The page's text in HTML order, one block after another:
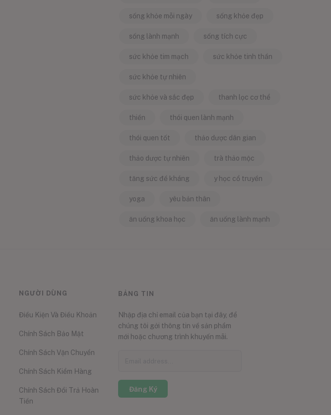
sống khỏe mỗi ngày sống khỏe đẹp
sống lành mạnh sống tích cực
sức khỏe tim mạch sức khỏe tinh thần
sức khỏe tự nhiên
sức khỏe và sắc đẹp thanh lọc cơ thể
thiền thói quen lành mạnh
thói quen tốt thảo dược dân gian
thảo dược tự nhiên trà thảo mộc
tăng sức đề kháng y học cổ truyền
yoga yêu bản thân
ăn uống khoa học ăn uống lành mạnh
NGƯỜI DÙNG
Điều Kiện Và Điều Khoản
Chính Sách Bảo Mật
Chính Sách Vận Chuyển
Chính Sách Kiểm Hàng
Chính Sách Đổi Trả Hoàn
Tiền
BẢNG TIN
Nhập địa chỉ email của bạn tại đây, để
chúng tôi gởi thông tin về sản phẩm
mới hoặc chương trình khuyến mãi.
Đăng Ký